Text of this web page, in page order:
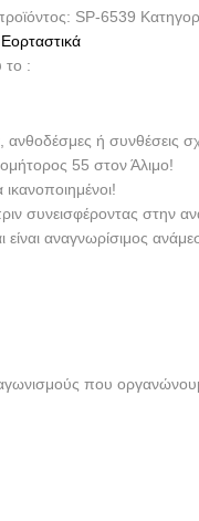
SP-6539
Εορταστικά
το :
ή συνθέσεις
55 στον Άλιμο!
συνεισφέροντας στην
αναγνωρίσιμος
που